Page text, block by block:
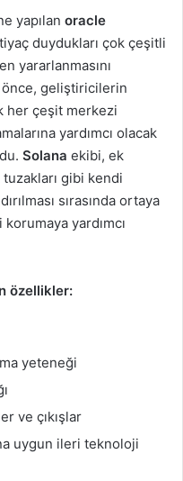
yapılan oracle
duydukları çok çeşitli
yararlanmasını
önce, geliştiricilerin
her çeşit merkezi
yardımcı olacak
Solana ekibi, ek
gibi kendi
sırasında ortaya
yardımcı
özellikler:
yeteneği
ve çıkışlar
uygun ileri teknoloji